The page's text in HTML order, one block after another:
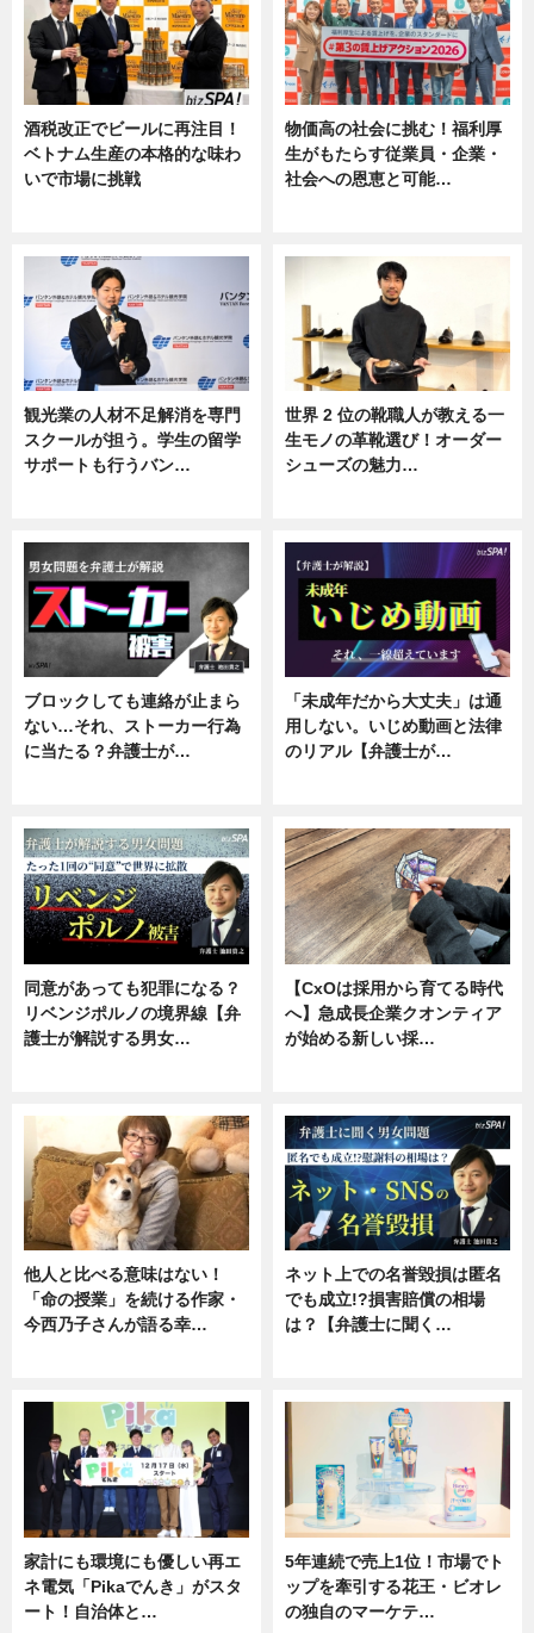
酒税改正でビールに再注目！
ベトナム生産の本格的な味わ
いで市場に挑戦
物価高の社会に挑む！福利厚
生がもたらす従業員・企業・
社会への恩恵と可能…
観光業の人材不足解消を専門
スクールが担う。学生の留学
サポートも行うバン…
世界 2 位の靴職人が教える一
生モノの革靴選び！オーダー
シューズの魅力…
ブロックしても連絡が止まら
ない…それ、ストーカー行為
に当たる？弁護士が…
「未成年だから大丈夫」は通
用しない。いじめ動画と法律
のリアル【弁護士が…
同意があっても犯罪になる？
リベンジポルノの境界線【弁
護士が解説する男女…
【CxOは採用から育てる時代
へ】急成長企業クオンティア
が始める新しい採…
他人と比べる意味はない！
「命の授業」を続ける作家・
今西乃子さんが語る幸…
ネット上での名誉毀損は匿名
でも成立!?損害賠償の相場
は？【弁護士に聞く…
家計にも環境にも優しい再エ
ネ電気「Pikaでんき」がスタ
ート！自治体と…
5年連続で売上1位！市場でト
ップを牽引する花王・ビオレ
の独自のマーケテ…